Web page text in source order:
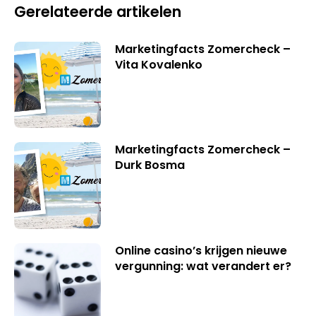
Gerelateerde artikelen
Marketingfacts Zomercheck –
Vita Kovalenko
Marketingfacts Zomercheck –
Durk Bosma
Online casino’s krijgen nieuwe
vergunning: wat verandert er?